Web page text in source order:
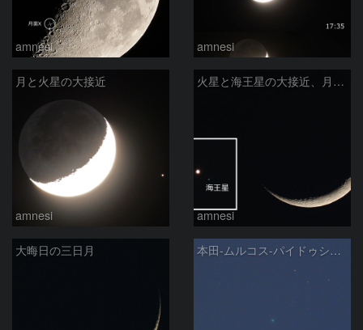
amnesi amnesi
月と火星の大接近
amnesi
火星と海王星の大接近、月と比較
amnesi
大晦日の三日月 本田-ムルコス-パイドゥシャーコヴァー彗星